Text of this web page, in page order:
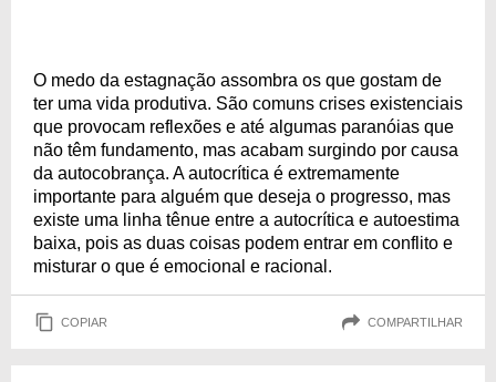
O medo da estagnação assombra os que gostam de
ter uma vida produtiva. São comuns crises existenciais
que provocam reflexões e até algumas paranóias que
não têm fundamento, mas acabam surgindo por causa
da autocobrança. A autocrítica é extremamente
importante para alguém que deseja o progresso, mas
existe uma linha tênue entre a autocrítica e autoestima
baixa, pois as duas coisas podem entrar em conflito e
misturar o que é emocional e racional.
COPIAR COMPARTILHAR